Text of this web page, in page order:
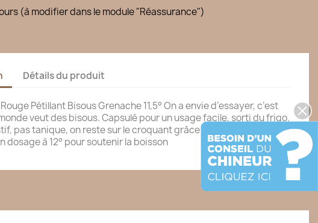
(à modifier dans le module "Réassurance")
Détails du produit
Pétillant Bisous Grenache 11,5° On a envie d’essayer, c’est
veut des bisous. Capsulé pour un usage facile, sorti du frigo.
pas tanique, on reste sur le croquant grâce à une vendange
dosage à 12° pour soutenir la boisson